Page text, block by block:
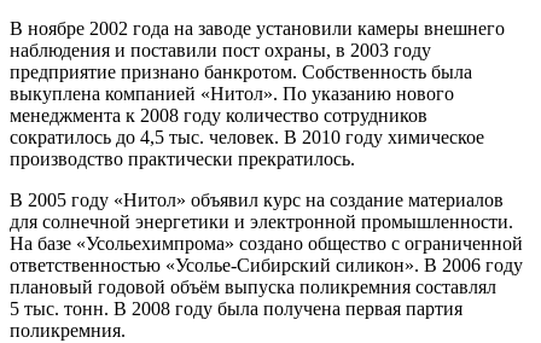
В ноябре 2002 года на заводе установили камеры внешнего
наблюдения и поставили пост охраны, в 2003 году
предприятие признано банкротом. Собственность была
выкуплена компанией «Нитол». По указанию нового
менеджмента к 2008 году количество сотрудников
сократилось до 4,5 тыс. человек. В 2010 году химическое
производство практически прекратилось.
В 2005 году «Нитол» объявил курс на создание материалов
для солнечной энергетики и электронной промышленности.
На базе «Усольехимпрома» создано общество с ограниченной
ответственностью «Усолье-Сибирский силикон». В 2006 году
плановый годовой объём выпуска поликремния составлял
5 тыс. тонн. В 2008 году была получена первая партия
поликремния.